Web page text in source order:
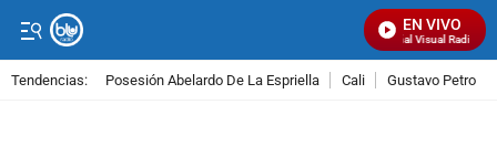
EN VIVO
Señal Visual Radio
Tendencias: Posesión Abelardo De La Espriella Cali Gustavo Petro